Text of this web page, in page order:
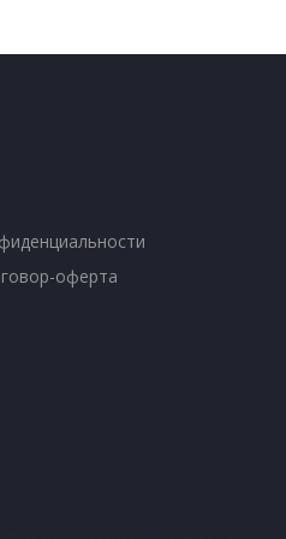
оферта